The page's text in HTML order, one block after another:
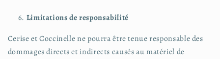
Limitations de responsabilité
Cerise et Coccinelle ne pourra être tenue responsable des
dommages directs et indirects causés au matériel de